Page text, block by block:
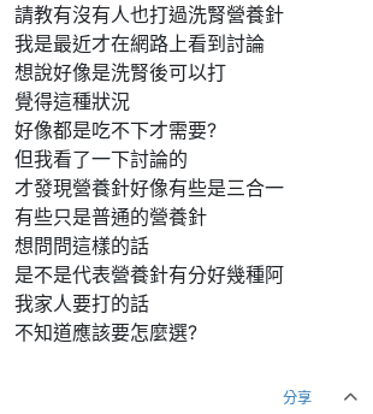
請教有沒有人也打過洗腎營養針
我是最近才在網路上看到討論
想說好像是洗腎後可以打
覺得這種狀況
好像都是吃不下才需要?
但我看了一下討論的
才發現營養針好像有些是三合一
有些只是普通的營養針
想問問這樣的話
是不是代表營養針有分好幾種阿
我家人要打的話
不知道應該要怎麼選?
分享